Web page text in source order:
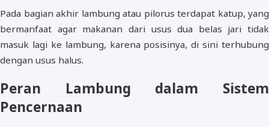
Pada bagian akhir lambung atau pilorus terdapat katup, yang
bermanfaat agar makanan dari usus dua belas jari tidak
masuk lagi ke lambung, karena posisinya, di sini terhubung
dengan usus halus.
Peran Lambung dalam Sistem
Pencernaan